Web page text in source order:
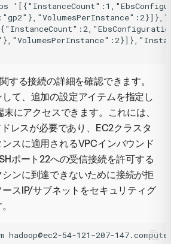
する接続の詳細を確認できます。
て、追加の設定アイテムを指定し
末にアクセスできます。これには、
レスが必要であり、EC2クラスタ
スに適用されるVPCインバウンド
ポート22への受信接続を許可する
ンに到達できないために接続が拒
スIP/サブネットをセキュリティグ